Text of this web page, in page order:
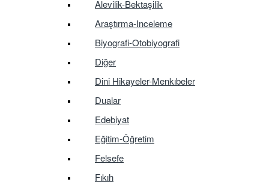
Alevilik-Bektaşilik
Araştırma-Inceleme
Biyografi-Otobiyografi
Diğer
Dini Hikayeler-Menkıbeler
Dualar
Edebiyat
Eğitim-Öğretim
Felsefe
Fıkıh